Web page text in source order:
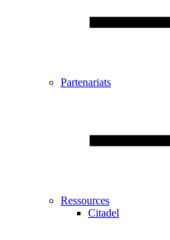
Partenariats
Ressources
Citadel